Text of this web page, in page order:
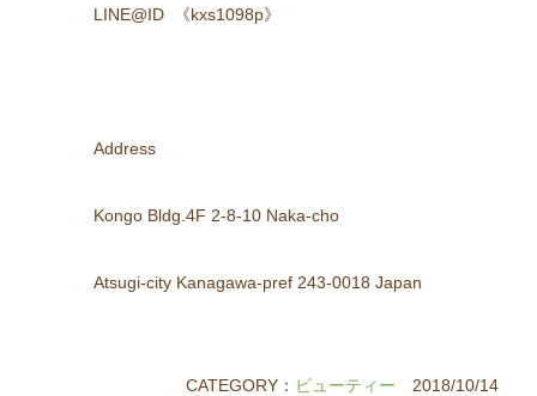
LINE@ID 《kxs1098p》
Address
Kongo Bldg.4F 2-8-10 Naka-cho
Atsugi-city Kanagawa-pref 243-0018 Japan
CATEGORY： ビューティー 2018/10/14